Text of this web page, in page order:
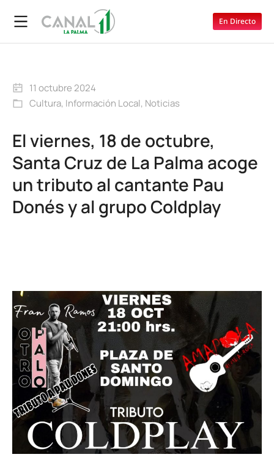
En Directo
11 octubre 2024
Cultura, Información Local, Noticias
El viernes, 18 de octubre,
Santa Cruz de La Palma acoge
un tributo al cantante Pau
Donés y al grupo Coldplay